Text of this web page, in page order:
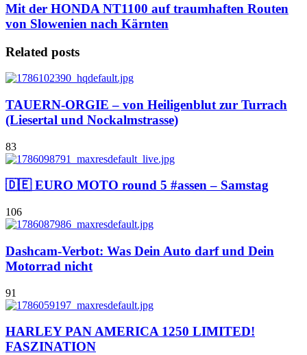
Mit der HONDA NT1100 auf traumhaften Routen
von Slowenien nach Kärnten
Related posts
TAUERN-ORGIE – von Heiligenblut zur Turrach
(Liesertal und Nockalmstrasse)
83
🇩🇪 EURO MOTO round 5 #assen – Samstag
106
Dashcam-Verbot: Was Dein Auto darf und Dein
Motorrad nicht
91
HARLEY PAN AMERICA 1250 LIMITED!
FASZINATION